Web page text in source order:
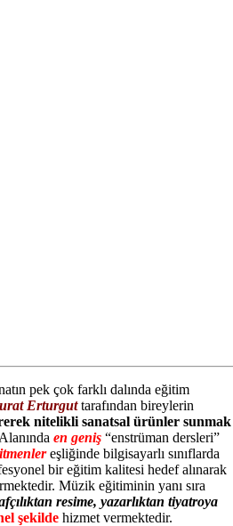
pek çok farklı dalında eğitim
Erturguttarafından bireylerin
nitelikli sanatsal ürünler sunmak
en geniş “enstrüman dersleri”
eşliğinde bilgisayarlı sınıflarda
bir eğitim kalitesi hedef alınarak
Müzik eğitiminin yanı sıra
resime, yazarlıktan tiyatroya
şekilde hizmet vermektedir.